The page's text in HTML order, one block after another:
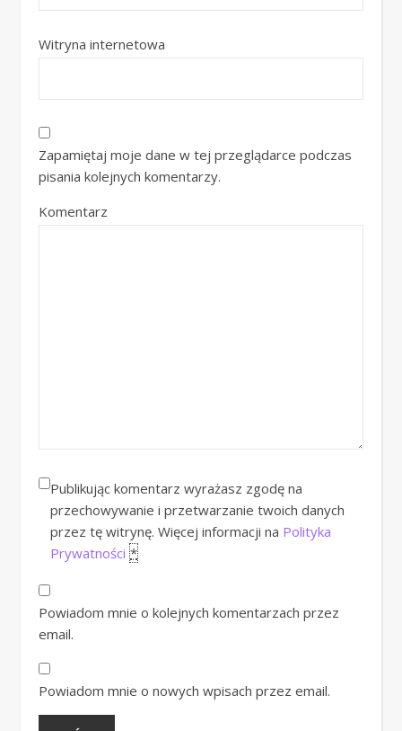
Witryna internetowa
Zapamiętaj moje dane w tej przeglądarce podczas
pisania kolejnych komentarzy.
Komentarz
Publikując komentarz wyrażasz zgodę na
przechowywanie i przetwarzanie twoich danych
przez tę witrynę. Więcej informacji na Polityka
Prywatności *
Powiadom mnie o kolejnych komentarzach przez
email.
Powiadom mnie o nowych wpisach przez email.